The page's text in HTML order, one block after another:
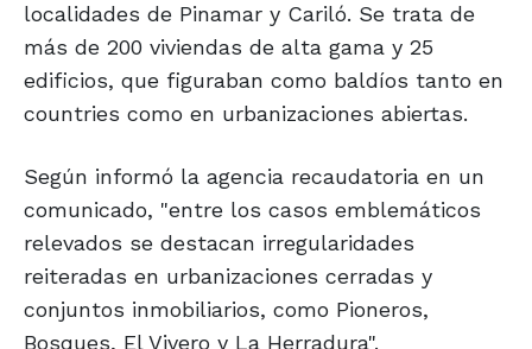
localidades de Pinamar y Cariló. Se trata de
más de 200 viviendas de alta gama y 25
edificios, que figuraban como baldíos tanto en
countries como en urbanizaciones abiertas.
Según informó la agencia recaudatoria en un
comunicado, "entre los casos emblemáticos
relevados se destacan irregularidades
reiteradas en urbanizaciones cerradas y
conjuntos inmobiliarios, como Pioneros,
Bosques, El Vivero y La Herradura".